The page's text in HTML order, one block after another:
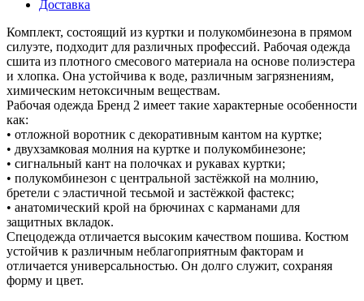
Доставка
Комплект, состоящий из куртки и полукомбинезона в прямом
силуэте, подходит для различных профессий. Рабочая одежда
сшита из плотного смесового материала на основе полиэстера
и хлопка. Она устойчива к воде, различным загрязнениям,
химическим нетоксичным веществам.
Рабочая одежда Бренд 2 имеет такие характерные особенности
как:
• отложной воротник с декоративным кантом на куртке;
• двухзамковая молния на куртке и полукомбинезоне;
• сигнальный кант на полочках и рукавах куртки;
• полукомбинезон с центральной застёжкой на молнию,
бретели с эластичной тесьмой и застёжкой фастекс;
• анатомический крой на брючинах с карманами для
защитных вкладок.
Спецодежда отличается высоким качеством пошива. Костюм
устойчив к различным неблагоприятным факторам и
отличается универсальностью. Он долго служит, сохраняя
форму и цвет.